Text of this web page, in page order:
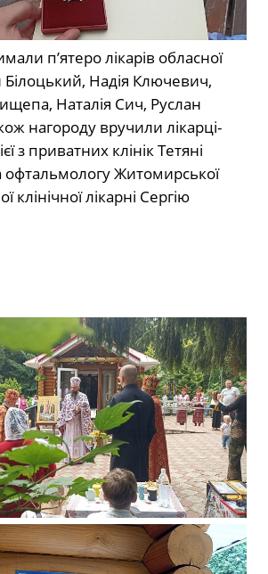
п’ятеро лікарів обласної
Надія Ключевич,
Наталія Сич, Руслан
нагороду вручили лікарці-
з приватних клінік Тетяні
офтальмологу Житомирської
клінічної лікарні Сергію